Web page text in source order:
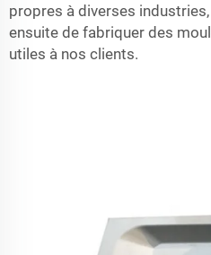
propres à diverses
ensuite de fabriquer des
utiles à nos clients.